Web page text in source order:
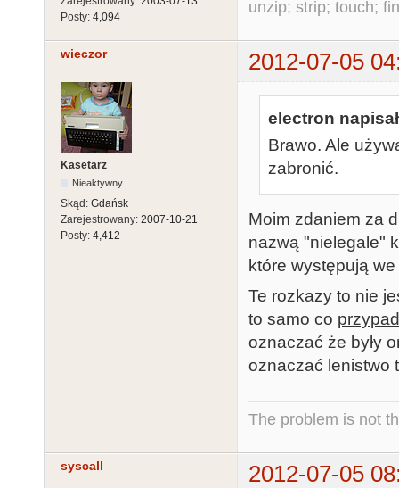
Posty: 4,094
unzip; strip; touch;
wieczor 2012-07-05
Kasetarz
Nieaktywny
Skąd: Gdańsk
Zarejestrowany: 2007-10-21
Posty: 4,412
electron
Brawo. Ale
zabronić.
Moim zdaniem za
nazwą "nielegale"
które występują
Te rozkazy to nie
to samo co
oznaczać że były
oznaczać lenistwo
The problem is not
syscall 2012-07-05